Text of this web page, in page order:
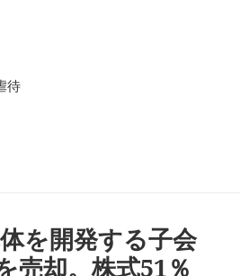
待
を開発する子会
売却。株式51％